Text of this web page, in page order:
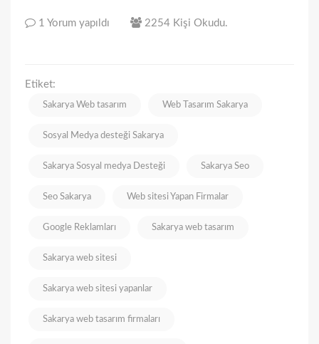
1 Yorum yapıldı 2254 Kişi Okudu.
Etiket:
Sakarya Web tasarım Web Tasarım Sakarya
Sosyal Medya desteği Sakarya
Sakarya Sosyal medya Desteği Sakarya Seo
Seo Sakarya Web sitesi Yapan Firmalar
Google Reklamları Sakarya web tasarım
Sakarya web sitesi
Sakarya web sitesi yapanlar
Sakarya web tasarım firmaları